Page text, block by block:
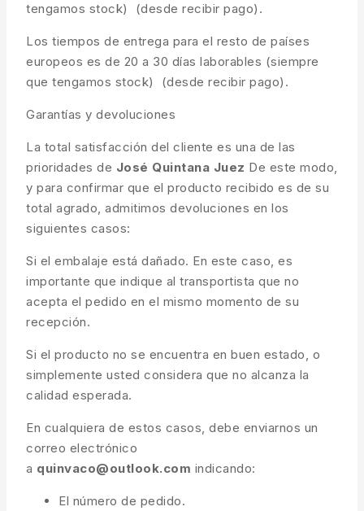
tengamos stock) (desde recibir pago).
Los tiempos de entrega para el resto de países
europeos es de 20 a 30 días laborables (siempre
que tengamos stock) (desde recibir pago).
Garantías y devoluciones
La total satisfacción del cliente es una de las
prioridades de José Quintana Juez De este modo,
y para confirmar que el producto recibido es de su
total agrado, admitimos devoluciones en los
siguientes casos:
Si el embalaje está dañado. En este caso, es
importante que indique al transportista que no
acepta el pedido en el mismo momento de su
recepción.
Si el producto no se encuentra en buen estado, o
simplemente usted considera que no alcanza la
calidad esperada.
En cualquiera de estos casos, debe enviarnos un
correo electrónico
a quinvaco@outlook.com indicando:
El número de pedido.